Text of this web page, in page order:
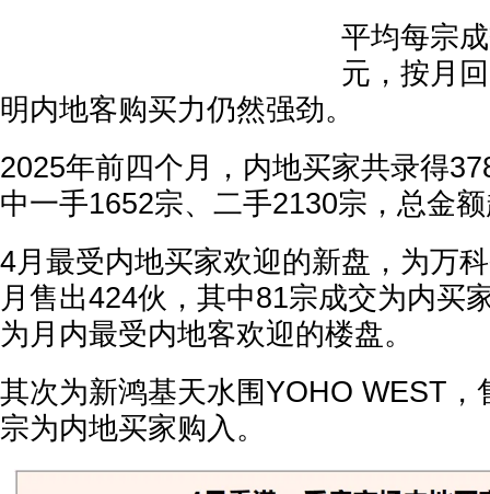
平均每宗
元，按月
明内地客购买力仍然强劲。
2025年前四个月，内地买家共录得
中一手1652宗、二手2130宗，总金
4月最受内地买家欢迎的新盘，为万
月售出424伙，其中81宗成交为内买
为月内最受内地客欢迎的楼盘。
其次为新鸿基天水围YOHO WEST，
宗为内地买家购入。